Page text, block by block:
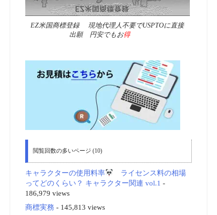
EZ米国商標登録 現地代理人不要でUSPTOに直接
出願 円安でもお得
閲覧回数の多いページ (10)
キャラクターの使用料率
ライセンス料の相場
ってどのくらい？ キャラクター関連 vol.1 -
186,979 views
商標実務 - 145,813 views